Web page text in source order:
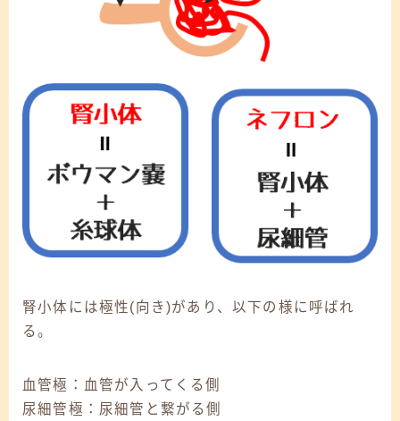
腎小体には極性(向き)があり、以下の様に呼ばれ
る。
血管極：血管が入ってくる側
尿細管極：尿細管と繋がる側